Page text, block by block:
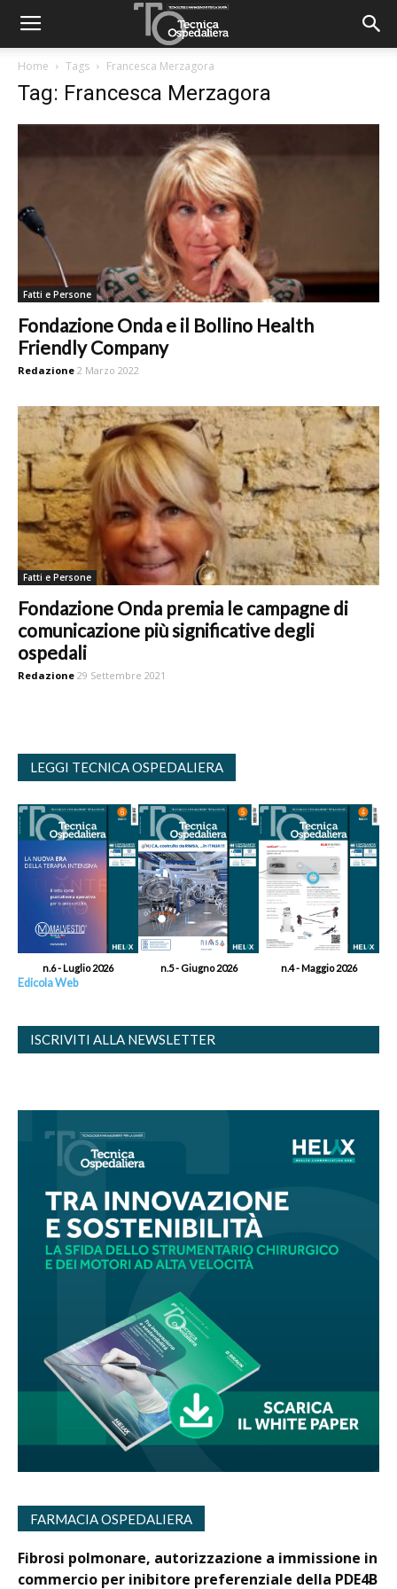
Home Tags Francesca Merzagora
Tag: Francesca Merzagora
Fatti e Persone
Fondazione Onda e il Bollino Health
Friendly Company
Redazione 2 Marzo 2022
Fatti e Persone
Fondazione Onda premia le campagne di
comunicazione più significative degli
ospedali
Redazione 29 Settembre 2021
LEGGI TECNICA OSPEDALIERA
n.6 - Luglio 2026 n.5 - Giugno 2026 n.4 - Maggio 2026
Edicola Web
ISCRIVITI ALLA NEWSLETTER
FARMACIA OSPEDALIERA
Fibrosi polmonare, autorizzazione a immissione in
commercio per inibitore preferenziale della PDE4B